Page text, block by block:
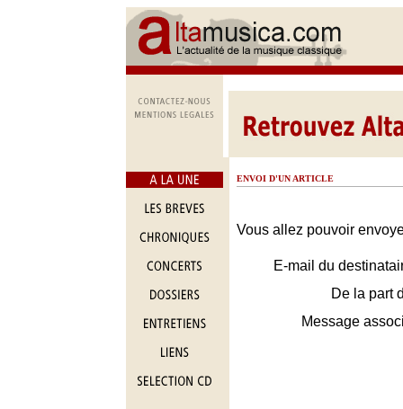
ENVOI D'UN ARTICLE
Vous allez pouvoir
E-mail du
De la part
Message